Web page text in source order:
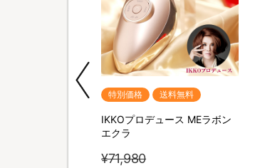
特別価格 送料無料
IKKOプロデュース MEラボン
エクラ
¥71,980